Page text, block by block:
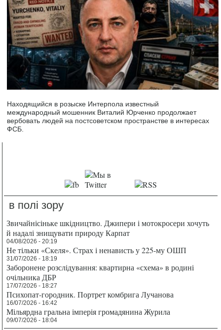
Находящийся в розыске Интерпола известный
международный мошенник Виталий Юрченко продолжает
вербовать людей на постсоветском пространстве в интересах
ФСБ.
в полі зору
Звичайнісіньке шкідництво. Джипери і мотокросери хочуть
й надалі знищувати природу Карпат
04/08/2026 - 20:19
Не тільки «Скеля». Страх і ненависть у 225-му ОШП
31/07/2026 - 18:19
Заборонене розслідування: квартирна «схема» в родині
очільника ДБР
17/07/2026 - 18:27
Психопат-городник. Портрет комбрига Лучанова
16/07/2026 - 16:42
Мільярдна гральна імперія громадянина Журила
09/07/2026 - 18:04